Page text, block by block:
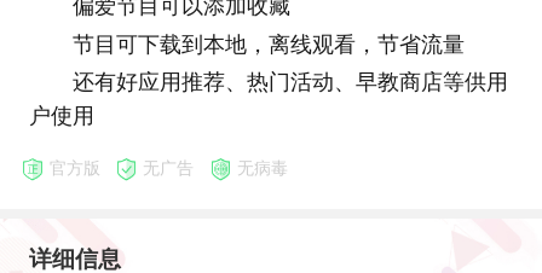
偏爱节目可以添加收藏
节目可下载到本地，离线观看，节省流量
还有好应用推荐、热门活动、早教商店等供用
户使用
官方版 无广告 无病毒
详细信息